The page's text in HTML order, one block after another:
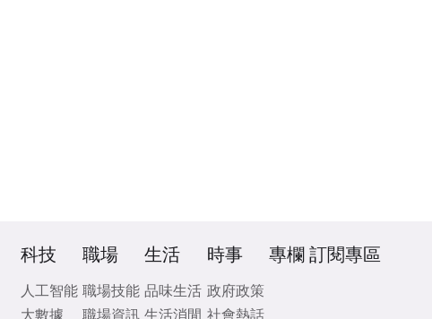
科技
人工智能
大數據
職場
職場技能
職場資訊
生活
品味生活
生活消閒
時事
政府政策
社會熱話
專欄 訂閱專區